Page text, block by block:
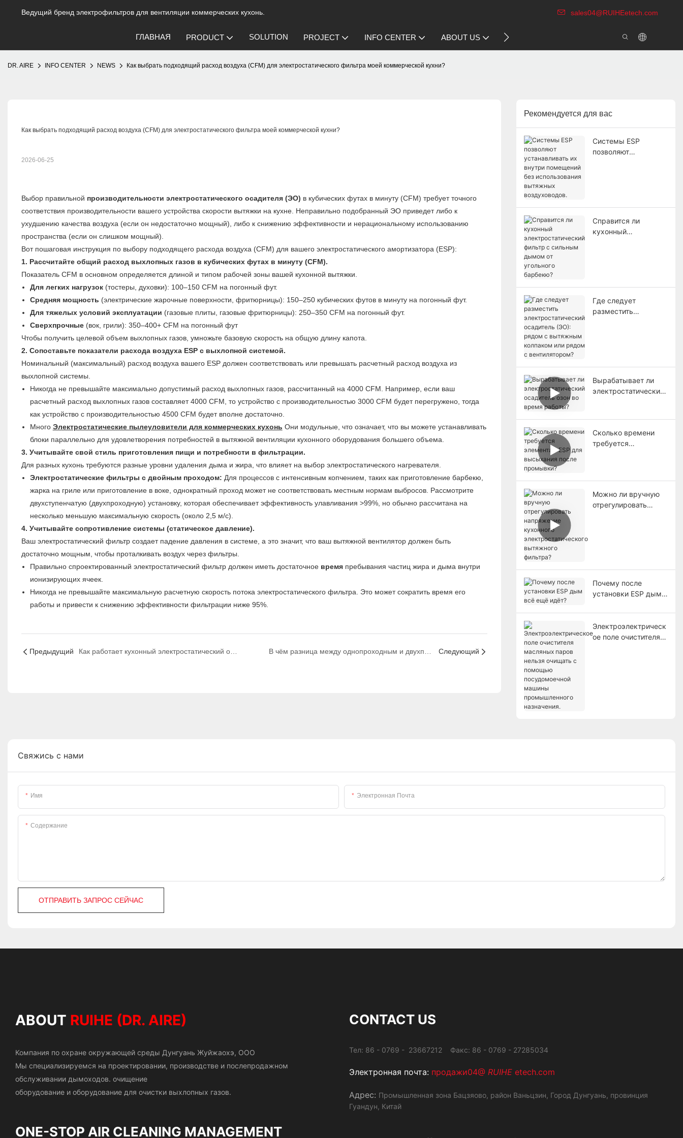
Ведущий бренд электрофильтров для вентиляции коммерческих кухонь. sales04@RUIHEetech.com
ГЛАВНАЯ PRODUCT SOLUTION PROJECT INFO CENTER ABOUT US VIDEO
DR. AIRE INFO CENTER NEWS Как выбрать подходящий расход воздуха (CFM) для электростатического фильтра моей коммерческой кухни?
Как выбрать подходящий расход воздуха (CFM) для электростатического фильтра моей коммерческой кухни?
2026-06-25
Выбор правильной производительности электростатического осадителя (ЭО) в кубических футах в минуту (CFM) требует точного
соответствия производительности вашего устройства скорости вытяжки на кухне. Неправильно подобранный ЭО приведет либо к
ухудшению качества воздуха (если он недостаточно мощный), либо к снижению эффективности и нерациональному использованию
пространства (если он слишком мощный).
Вот пошаговая инструкция по выбору подходящего расхода воздуха (CFM) для вашего электростатического амортизатора (ESP):
1. Рассчитайте общий расход выхлопных газов в кубических футах в минуту (CFM).
Показатель CFM в основном определяется длиной и типом рабочей зоны вашей кухонной вытяжки.
Для легких нагрузок(тостеры, духовки): 100–150 CFM на погонный фут.
Средняя мощность (электрические жарочные поверхности, фритюрницы): 150–250 кубических футов в минуту на погонный фут.
Для тяжелых условий эксплуатации (газовые плиты, газовые фритюрницы): 250–350 CFM на погонный фут.
Сверхпрочные(вок, грили): 350–400+ CFM на погонный фут
Чтобы получить целевой объем выхлопных газов, умножьте базовую скорость на общую длину капота.
2. Сопоставьте показатели расхода воздуха ESP с выхлопной системой.
Номинальный (максимальный) расход воздуха вашего ESP должен соответствовать или превышать расчетный расход воздуха из
выхлопной системы.
Никогда не превышайте максимально допустимый расход выхлопных газов, рассчитанный на 4000 CFM. Например, если ваш
расчетный расход выхлопных газов составляет 4000 CFM, то устройство с производительностью 3000 CFM будет перегружено, тогда
как устройство с производительностью 4500 CFM будет вполне достаточно.
Много Электростатические пылеуловители для коммерческих кухонь Они модульные, что означает, что вы можете устанавливать
блоки параллельно для удовлетворения потребностей в вытяжной вентиляции кухонного оборудования большего объема.
3. Учитывайте свой стиль приготовления пищи и потребности в фильтрации.
Для разных кухонь требуются разные уровни удаления дыма и жира, что влияет на выбор электростатического нагревателя.
Электростатические фильтры с двойным проходом: Для процессов с интенсивным копчением, таких как приготовление барбекю,
жарка на гриле или приготовление в воке, однократный проход может не соответствовать местным нормам выбросов. Рассмотрите
двухступенчатую (двухпроходную) установку, которая обеспечивает эффективность улавливания >99%, но обычно рассчитана на
несколько меньшую максимальную скорость (около 2,5 м/с).
4. Учитывайте сопротивление системы (статическое давление).
Ваш электростатический фильтр создает падение давления в системе, а это значит, что ваш вытяжной вентилятор должен быть
достаточно мощным, чтобы проталкивать воздух через фильтры.
Правильно спроектированный электростатический фильтр должен иметь достаточное времяпребывания частиц жира и дыма внутри
ионизирующих ячеек.
Никогда не превышайте максимальную расчетную скорость потока электростатического фильтра. Это может сократить время его
работы и привести к снижению эффективности фильтрации ниже 95%.
Предыдущий Как работает кухонный электростатический осадитель? Следующий
Рекомендуется для вас
Системы ESP
позволяют
Справится ли
кухонный
Где следует
разместить
Вырабатывает ли
электростатический
Сколько времени
требуется
Можно ли вручную
отрегулировать
Почему после
установки ESP дым
Электроэлектрическ
ое поле очистителя
Свяжись с нами
Имя Электронная Почта
Содержание
ОТПРАВИТЬ ЗАПРОС СЕЙЧАС
ABOUT RUIHE (DR. AIRE)
Компания по охране окружающей среды Дунгуань Жуйжаохэ, ООО
Мы специализируемся на проектировании, производстве и послепродажном
обслуживании дымоходов. очищение
оборудование и оборудование для очистки выхлопных газов.
ONE-STOP AIR CLEANING MANAGEMENT
CONTACT US
Тел: 86 - 0769 - 23667212 Факс: 86 - 0769 - 27285034
Электронная почта: продажи04@ RUIHE etech.com
Адрес: Промышленная зона Бацзяово, район Ваньцзин, Город Дунгуань, провинция
Гуандун, Китай